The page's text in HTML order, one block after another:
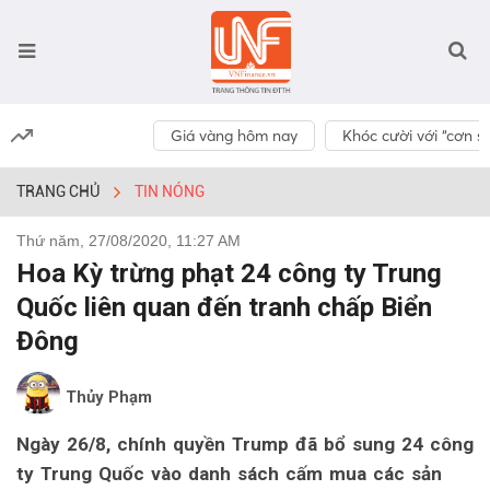
Giá vàng hôm nay Khóc cười với “cơn
TRANG CHỦ TIN NÓNG
Thứ năm, 27/08/2020, 11:27 AM
Hoa Kỳ trừng phạt 24 công ty Trung
Quốc liên quan đến tranh chấp Biển
Đông
Thủy Phạm
Ngày 26/8, chính quyền Trump đã bổ sung 24 công
ty Trung Quốc vào danh sách cấm mua các sản